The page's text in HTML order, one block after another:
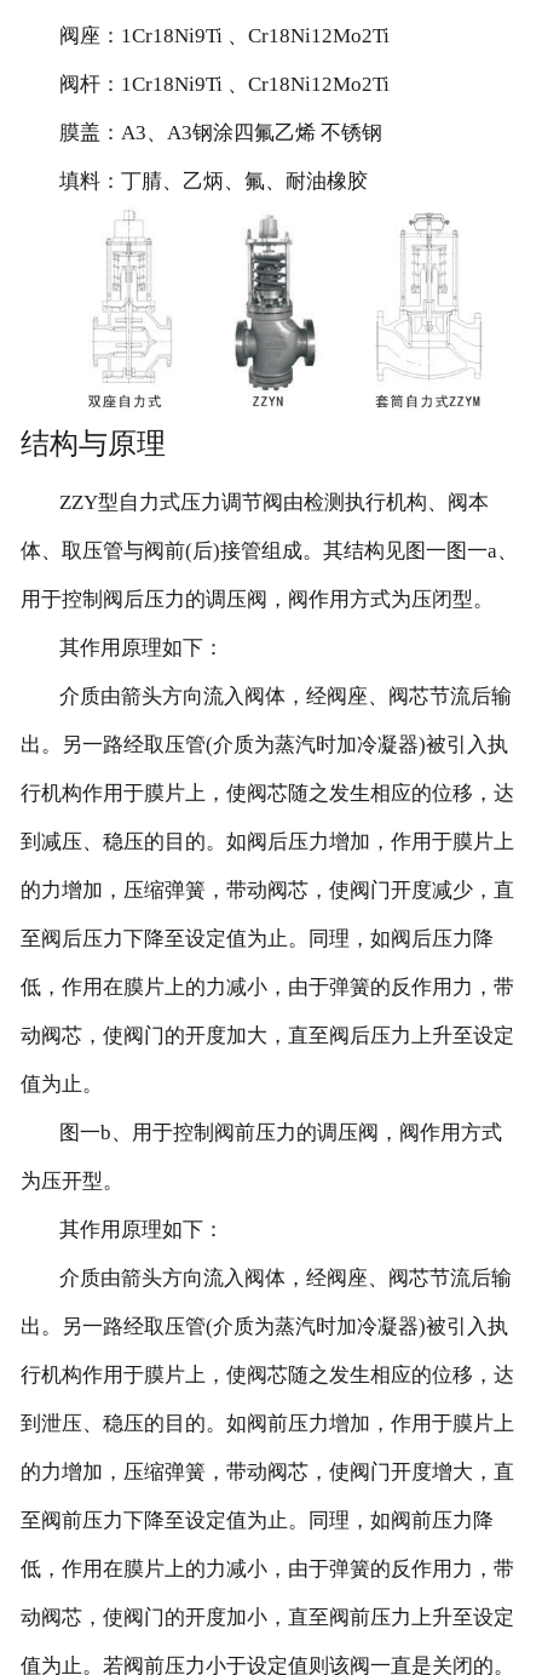
阀座：1Cr18Ni9Ti 、Cr18Ni12Mo2Ti
阀杆：1Cr18Ni9Ti 、Cr18Ni12Mo2Ti
膜盖：A3、A3钢涂四氟乙烯 不锈钢
填料：丁腈、乙炳、氟、耐油橡胶
结构与原理
ZZY型自力式压力调节阀由检测执行机构、阀本
体、取压管与阀前(后)接管组成。其结构见图一图一a、
用于控制阀后压力的调压阀，阀作用方式为压闭型。
其作用原理如下：
介质由箭头方向流入阀体，经阀座、阀芯节流后输
出。另一路经取压管(介质为蒸汽时加冷凝器)被引入执
行机构作用于膜片上，使阀芯随之发生相应的位移，达
到减压、稳压的目的。如阀后压力增加，作用于膜片上
的力增加，压缩弹簧，带动阀芯，使阀门开度减少，直
至阀后压力下降至设定值为止。同理，如阀后压力降
低，作用在膜片上的力减小，由于弹簧的反作用力，带
动阀芯，使阀门的开度加大，直至阀后压力上升至设定
值为止。
图一b、用于控制阀前压力的调压阀，阀作用方式
为压开型。
其作用原理如下：
介质由箭头方向流入阀体，经阀座、阀芯节流后输
出。另一路经取压管(介质为蒸汽时加冷凝器)被引入执
行机构作用于膜片上，使阀芯随之发生相应的位移，达
到泄压、稳压的目的。如阀前压力增加，作用于膜片上
的力增加，压缩弹簧，带动阀芯，使阀门开度增大，直
至阀前压力下降至设定值为止。同理，如阀前压力降
低，作用在膜片上的力减小，由于弹簧的反作用力，带
动阀芯，使阀门的开度加小，直至阀前压力上升至设定
值为止。若阀前压力小于设定值则该阀一直是关闭的。